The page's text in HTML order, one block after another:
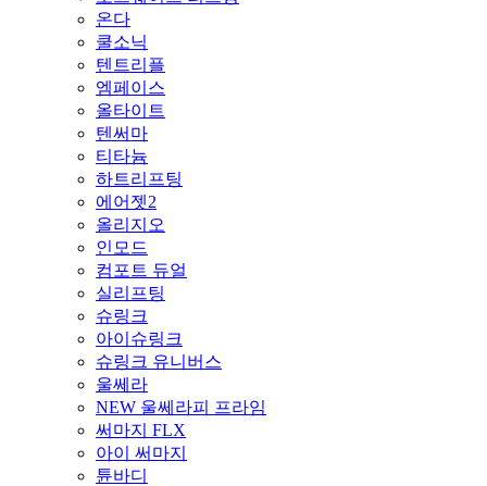
온다
쿨소닉
텐트리플
엠페이스
올타이트
텐써마
티타늄
하트리프팅
에어젯2
올리지오
인모드
컴포트 듀얼
실리프팅
슈링크
아이슈링크
슈링크 유니버스
울쎄라
NEW 울쎄라피 프라임
써마지 FLX
아이 써마지
튠바디